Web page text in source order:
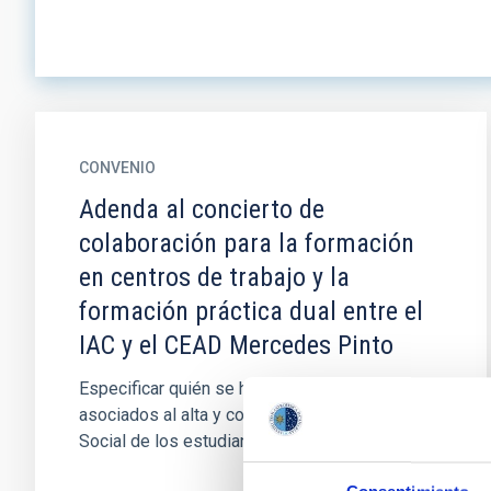
CONVENIO
Adenda al concierto de
colaboración para la formación
en centros de trabajo y la
formación práctica dual entre el
IAC y el CEAD Mercedes Pinto
Especificar quién se hará cargo de los gastos
asociados al alta y cotización en la Seguridad
Social de los estudiantes en prácticas